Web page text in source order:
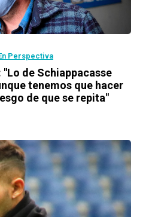
Perspectiva
de Schiappacasse
tenemos que hacer
de que se repita"